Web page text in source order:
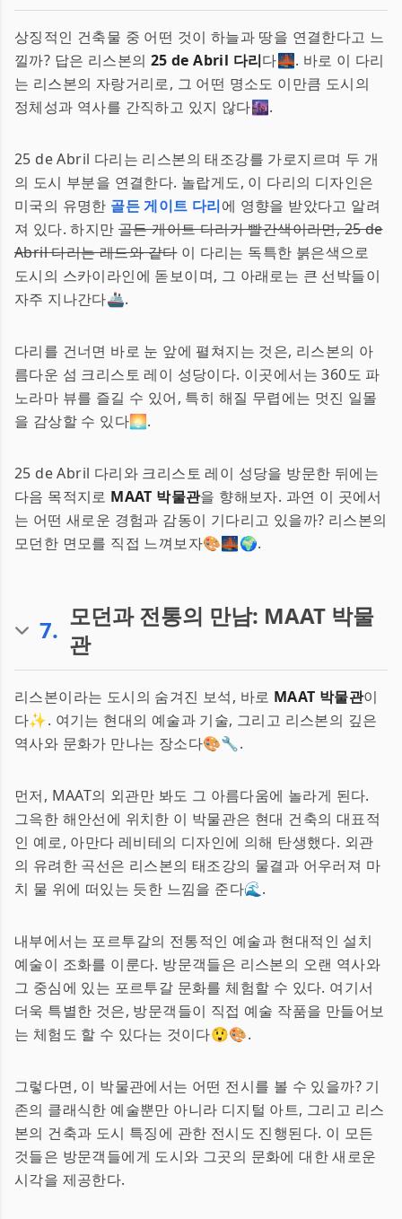
상징적인 건축물 중 어떤 것이 하늘과 땅을 연결한다고 느
낄까? 답은 리스본의 25 de Abril 다리다🌉. 바로 이 다리
는 리스본의 자랑거리로, 그 어떤 명소도 이만큼 도시의
정체성과 역사를 간직하고 있지 않다🌆.
25 de Abril 다리는 리스본의 태조강를 가로지르며 두 개
의 도시 부분을 연결한다. 놀랍게도, 이 다리의 디자인은
미국의 유명한 골든 게이트 다리에 영향을 받았다고 알려
져 있다. 하지만 골든 게이트 다리가 빨간색이라면, 25 de
Abril 다리는 레드와 같다이 다리는 독특한 붉은색으로
도시의 스카이라인에 돋보이며, 그 아래로는 큰 선박들이
자주 지나간다🚢.
다리를 건너면 바로 눈 앞에 펼쳐지는 것은, 리스본의 아
름다운 섬 크리스토 레이 성당이다. 이곳에서는 360도 파
노라마 뷰를 즐길 수 있어, 특히 해질 무렵에는 멋진 일몰
을 감상할 수 있다🌅.
25 de Abril 다리와 크리스토 레이 성당을 방문한 뒤에는
다음 목적지로 MAAT 박물관을 향해보자. 과연 이 곳에서
는 어떤 새로운 경험과 감동이 기다리고 있을까? 리스본의
모던한 면모를 직접 느껴보자🎨🌉🌍.
7. 모던과 전통의 만남: MAAT 박물
관
리스본이라는 도시의 숨겨진 보석, 바로 MAAT 박물관이
다✨. 여기는 현대의 예술과 기술, 그리고 리스본의 깊은
역사와 문화가 만나는 장소다🎨🔧.
먼저, MAAT의 외관만 봐도 그 아름다움에 놀라게 된다.
그윽한 해안선에 위치한 이 박물관은 현대 건축의 대표적
인 예로, 아만다 레비테의 디자인에 의해 탄생했다. 외관
의 유려한 곡선은 리스본의 태조강의 물결과 어우러져 마
치 물 위에 떠있는 듯한 느낌을 준다🌊.
내부에서는 포르투갈의 전통적인 예술과 현대적인 설치
예술이 조화를 이룬다. 방문객들은 리스본의 오랜 역사와
그 중심에 있는 포르투갈 문화를 체험할 수 있다. 여기서
더욱 특별한 것은, 방문객들이 직접 예술 작품을 만들어보
는 체험도 할 수 있다는 것이다😲🎨.
그렇다면, 이 박물관에서는 어떤 전시를 볼 수 있을까? 기
존의 클래식한 예술뿐만 아니라 디지털 아트, 그리고 리스
본의 건축과 도시 특징에 관한 전시도 진행된다. 이 모든
것들은 방문객들에게 도시와 그곳의 문화에 대한 새로운
시각을 제공한다.